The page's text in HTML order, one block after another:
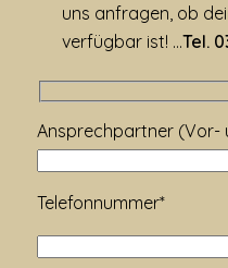
uns anfragen, ob
verfügbar ist! …Tel.
Ansprechpartner (Vor-
Telefonnummer*